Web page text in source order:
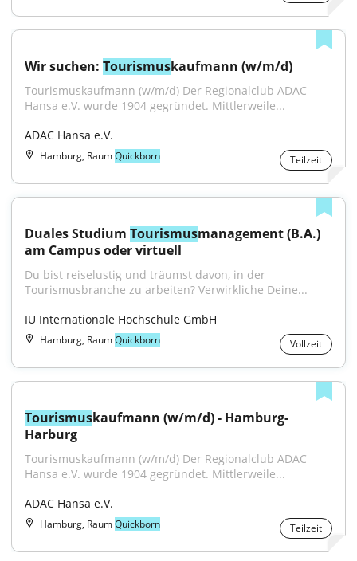
Wir suchen: Tourismuskaufmann (w/m/d)
Tourismuskaufmann (w/m/d) Der Regionalclub ADAC
Hansa e.V. wurde 1904 gegründet. Mittlerweile...
ADAC Hansa e.V.
Hamburg, RaumQuickborn Teilzeit
Duales Studium Tourismusmanagement (B.A.)
am Campus oder virtuell
Du bist reiselustig und träumst davon, in der
Tourismusbranche zu arbeiten? Verwirkliche Deine...
IU Internationale Hochschule GmbH
Hamburg, RaumQuickborn Vollzeit
Tourismuskaufmann (w/m/d) - Hamburg-
Harburg
Tourismuskaufmann (w/m/d) Der Regionalclub ADAC
Hansa e.V. wurde 1904 gegründet. Mittlerweile...
ADAC Hansa e.V.
Hamburg, RaumQuickborn Teilzeit